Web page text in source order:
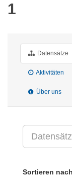
1
Datensätze
Aktivitäten
Über uns
Sortieren nach